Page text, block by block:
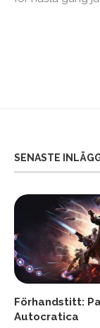
SENASTE
Förhandstitt:
Autocratica